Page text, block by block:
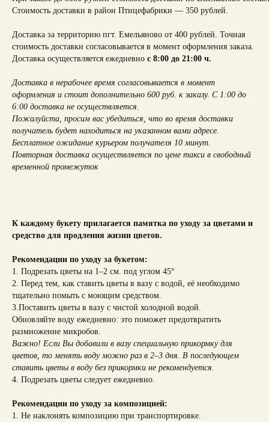
Стоимость доставки в район Птицефабрики — 350 рублей.
Доставка за территорию пгт. Емельяново от 400 рублей. Точная
стоимость доставки согласовывается в момент оформления заказа.
Доставка осуществляется ежедневно с 8:00 до 21:00 ч.
Доставка в нерабочее время согласовывается в момент
оформления и стоит дополнительно 600 руб. к заказу. С 1:00 до
6:00 доставка не осуществляется.
Пожалуйста, просим вас убедиться, что во время доставки
получатель будет находиться на указанном вами адресе.
Бесплатное ожидание курьером получателя 10 минут.
Повторная доставка осуществляется по цене такси в свободный
временной промежуток
К каждому букету прилагается памятка по уходу за цветами и
средство для продления жизни цветов.
Рекомендации по уходу за букетом:
1. Подрезать цветы на 1–2 см. под углом 45°
2. Перед тем, как ставить цветы в вазу с водой, её необходимо
тщательно помыть с моющим средством.
3.Поставить цветы в вазу с чистой холодной водой.
Обновляйте воду ежедневно: это поможет предотвратить
размножение микробов.
Важно! Если Вы добавили в вазу специальную прикормку для
цветов, то менять воду можно раз в 2–3 дня. В последующем
ставить цветы в воду без прикормки не рекомендуется.
4. Подрезать цветы следует ежедневно.
Рекомендации по уходу за композицией:
1. Не наклонять композицию при транспортировке.